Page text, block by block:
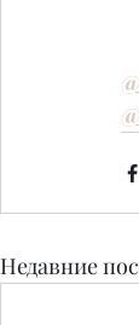
Недавние